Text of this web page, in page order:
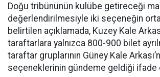
Doğu tribününün kulübe getireceği
değerlendirilmesiyle iki seçeneğin
belirtilen açıklamada, Kuzey Kale
taraftarlara yalnızca 800-900 bilet
taraftar gruplarının Güney Kale
seçeneklerinin gündeme geldiği ifade